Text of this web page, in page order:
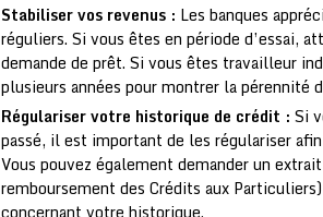
Stabiliser vos revenus : Les banques
réguliers. Si vous êtes en période d’essai,
demande de prêt. Si vous êtes travailleur
plusieurs années pour montrer la pérennité
Régulariser votre historique de crédit : Si
passé, il est important de les régulariser
Vous pouvez également demander un
remboursement des Crédits aux